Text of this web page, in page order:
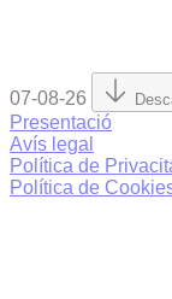
07-08-26
Presentació
Avís legal
Política de
Política de